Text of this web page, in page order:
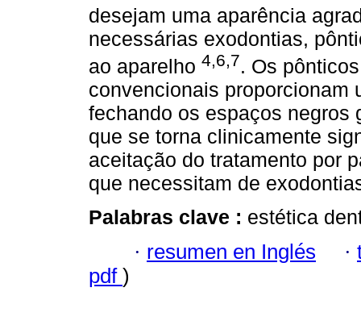
desejam uma aparência
necessárias exodontias,
ao aparelho 4,6,7. Os
convencionais proporcionam
fechando os espaços negros
que se torna clinicamente
aceitação do tratamento por
que necessitam de
Palabras clave : estética
· resumen en Inglés ·
pdf )